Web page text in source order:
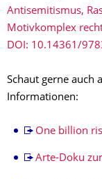
Antisemitismus,
Motivkomplex
DOI: 10.14361/
Schaut gerne auch
Informationen:
One billion
Arte-Doku